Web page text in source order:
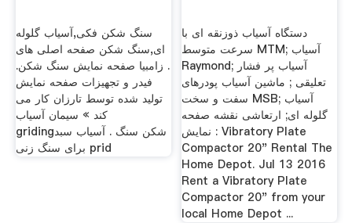
سنگ شکن فکی,آسیاب گلوله
ای,سنگ شکن صفحه اصلی های
. زامبیا صفحه نمایش سنگ شکن.
فیدر و تجهیزات صفحه نمایش
تولید شده توسط تارزان کار می
کند » سیمان آسیاب
gridingشکن سنگ . آسیاب سبد
برای سنگ زنی prid
دستگاه آسیاب ذوزنقه ای با
سرعت متوسط MTM; آسیاب
Raymond; آسیاب پر فشار
تعلیقی ; ماشین آسیاب پودرهای
سفت و سخت MSB; آسیاب
گلوله ای; ارتعاشی نقشه صفحه
نمایش : Vibratory Plate
Compactor 20" Rental The
Home Depot. Jul 13 2016
Rent a Vibratory Plate
Compactor 20" from your
local Home Depot ...